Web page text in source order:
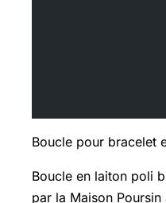
Boucle pour bracelet
Boucle en laiton poli
par la Maison Poursin